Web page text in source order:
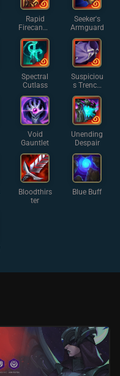
Rapid
Firecanno
n
Seeker's
Armguard
Spectral
Cutlass
Suspiciou
s Trench
Coat
Void
Gauntlet
Unending
Despair
Bloodthirs
ter
Blue Buff